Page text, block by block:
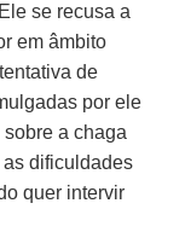
se recusa a
em âmbito
de
por ele
a chaga
dificuldades
quer intervir